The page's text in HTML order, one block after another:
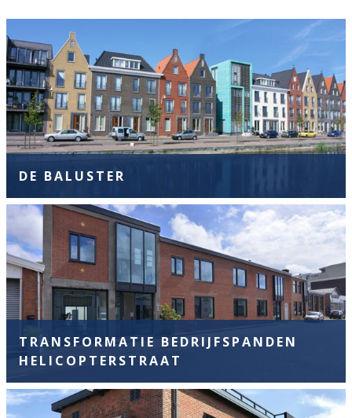
DE BALUSTER
TRANSFORMATIE BEDRIJFSPANDEN
HELICOPTERSTRAAT